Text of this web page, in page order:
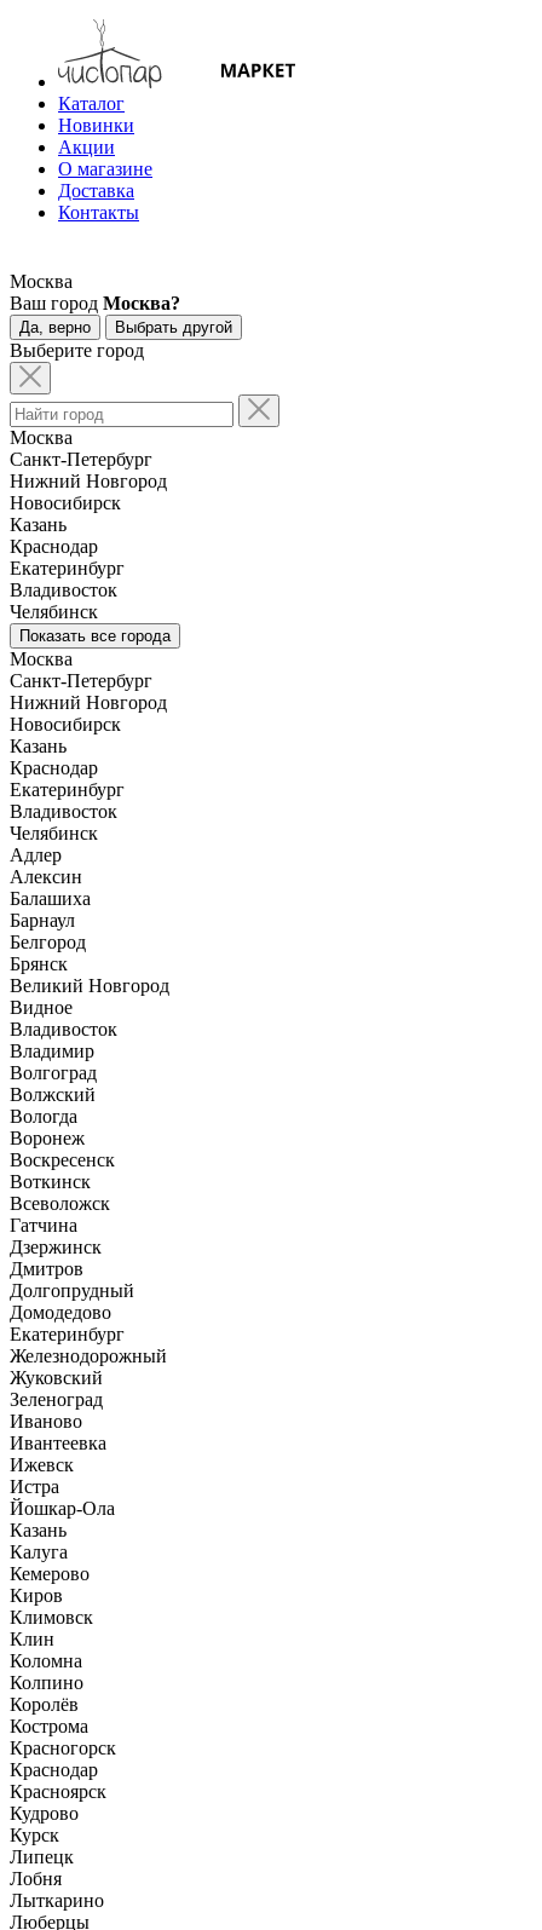
Каталог
Новинки
Акции
О магазине
Доставка
Контакты
Москва
Ваш город Москва?
Да, верно Выбрать другой
Выберите город
Москва
Санкт-Петербург
Нижний Новгород
Новосибирск
Казань
Краснодар
Екатеринбург
Владивосток
Челябинск
Показать все города
Москва
Санкт-Петербург
Нижний Новгород
Новосибирск
Казань
Краснодар
Екатеринбург
Владивосток
Челябинск
Адлер
Алексин
Балашиха
Барнаул
Белгород
Брянск
Великий Новгород
Видное
Владивосток
Владимир
Волгоград
Волжский
Вологда
Воронеж
Воскресенск
Воткинск
Всеволожск
Гатчина
Дзержинск
Дмитров
Долгопрудный
Домодедово
Екатеринбург
Железнодорожный
Жуковский
Зеленоград
Иваново
Ивантеевка
Ижевск
Истра
Йошкар-Ола
Казань
Калуга
Кемерово
Киров
Климовск
Клин
Коломна
Колпино
Королёв
Кострома
Красногорск
Краснодар
Красноярск
Кудрово
Курск
Липецк
Лобня
Лыткарино
Люберцы